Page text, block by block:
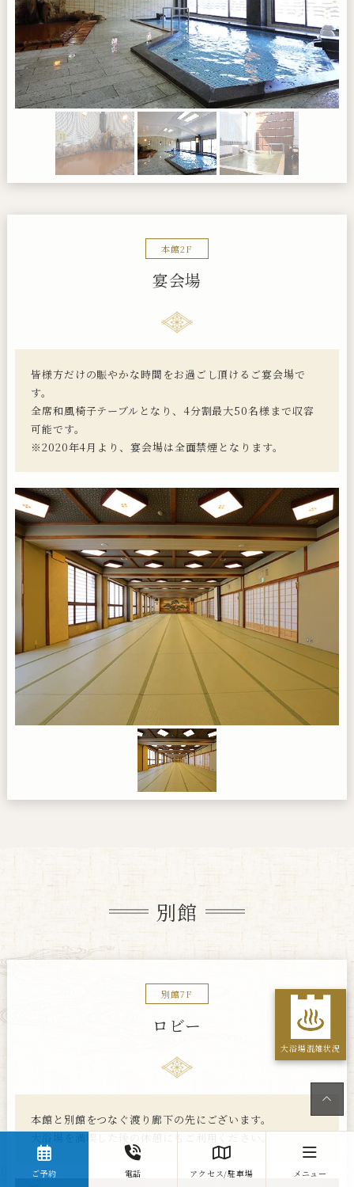
ご予約 電話 アクセス/駐車場 メニュー
本館2F
宴会場
皆様方だけの賑やかな時間をお過ごし頂けるご宴会場で
す。
全席和風椅子テーブルとなり、4分割最大50名様まで収容
可能です。
※2020年4月より、宴会場は全面禁煙となります。
別館
別館7F
ロビー
本館と別館をつなぐ渡り廊下の先にございます。
大浴場混雑状況